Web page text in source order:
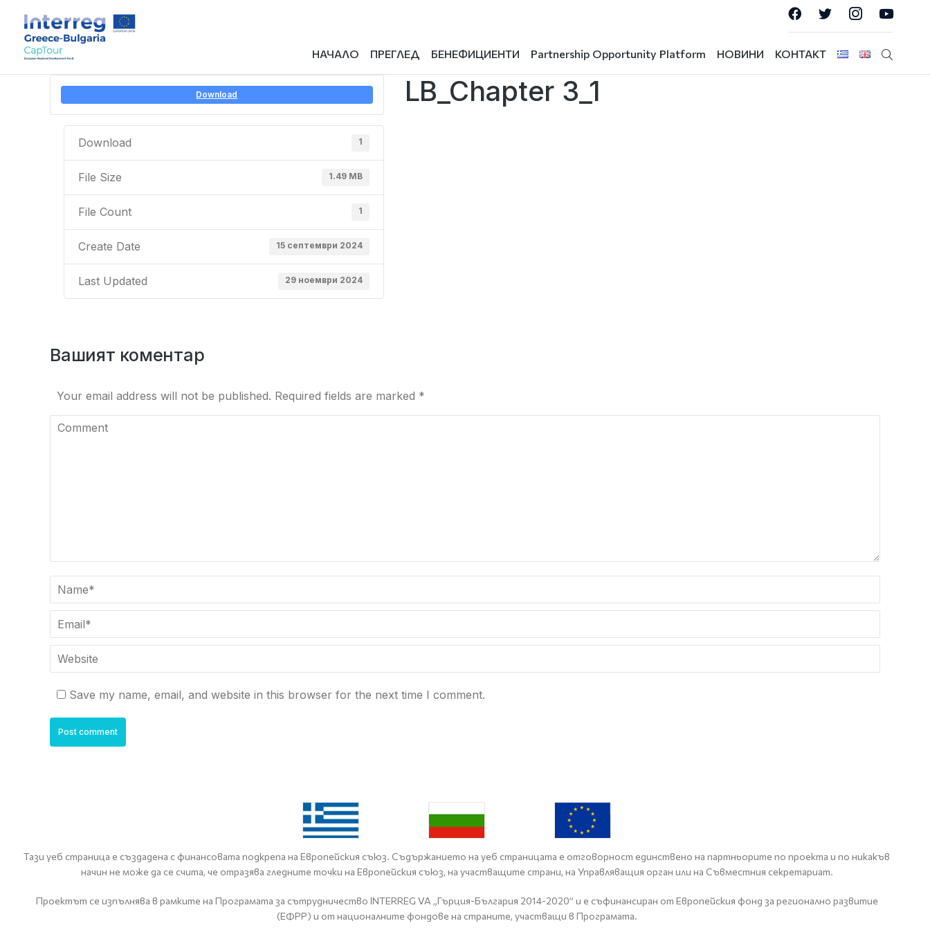
НАЧАЛО ПРЕГЛЕД БЕНЕФИЦИЕНТИ Partnership Opportunity Platform НОВИНИ КОНТАКТ
Download
Download 1
File Size 1.49 MB
File Count 1
Create Date 15 септември 2024
Last Updated 29 ноември 2024
LB_Chapter 3_1
Вашият коментар
Your email address will not be published. Required fields are marked *
Comment
Name *
Email *
Website
Save my name, email, and website in this browser for the next time I comment.
Post comment
Тази уеб страница е създадена с финансовата подкрепа на Европейския съюз. Съдържанието на уеб страницата е отговорност единствено на партньорите по проекта и по никакъв
начин не може да се счита, че отразява гледните точки на Европейския съюз, на участващите страни, на Управляващия орган или на Съвместния секретариат.
Проектът се изпълнява в рамките на Програмата за сътрудничество INTERREG VA „Гърция-България 2014-2020” и е съфинансиран от Европейския фонд за регионално развитие
(ЕФРР) и от националните фондове на страните, участващи в Програмата.